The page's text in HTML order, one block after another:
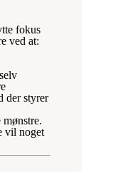
fokus
ved at:
der styrer
mønstre.
vil noget